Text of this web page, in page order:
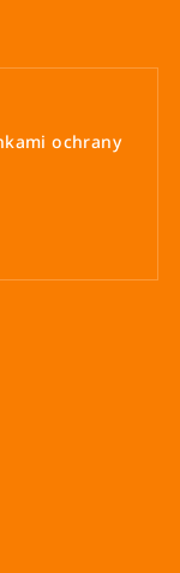
ochrany